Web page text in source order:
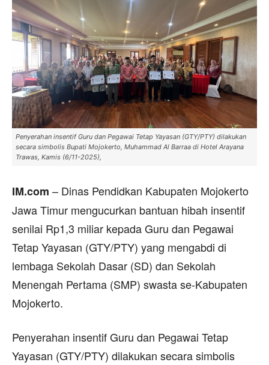
Penyerahan insentif Guru dan Pegawai Tetap Yayasan (GTY/PTY) dilakukan
secara simbolis Bupati Mojokerto, Muhammad Al Barraa di Hotel Arayana
Trawas, Kamis (6/11-2025),
IM.com – Dinas Pendidkan Kabupaten Mojokerto
Jawa Timur mengucurkan bantuan hibah insentif
senilai Rp1,3 miliar kepada Guru dan Pegawai
Tetap Yayasan (GTY/PTY) yang mengabdi di
lembaga Sekolah Dasar (SD) dan Sekolah
Menengah Pertama (SMP) swasta se-Kabupaten
Mojokerto.
Penyerahan insentif Guru dan Pegawai Tetap
Yayasan (GTY/PTY) dilakukan secara simbolis